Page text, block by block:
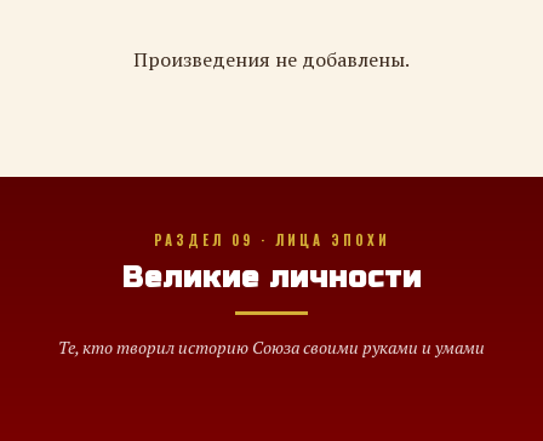
Произведения не добавлены.
РАЗДЕЛ 09 · ЛИЦА ЭПОХИ
Великие личности
Те, кто творил историю Союза своими руками и умами